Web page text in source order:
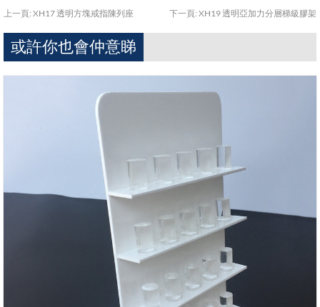
上一頁: XH17 透明方塊戒指陳列座 下一頁: XH19 透明亞加力分層梯級膠架
或許你也會仲意睇